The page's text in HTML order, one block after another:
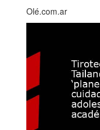
Olé.com.ar